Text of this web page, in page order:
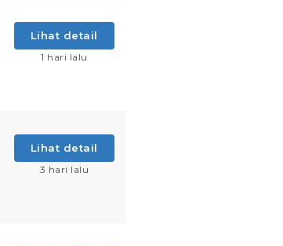
Lihat detail
1 hari lalu
Lihat detail
3 hari lalu